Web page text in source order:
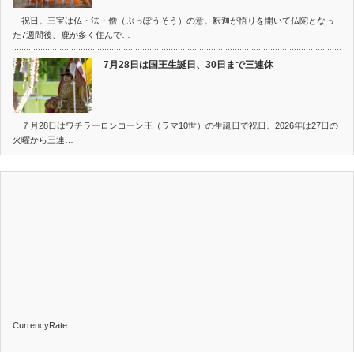
祝日。三宝は仏・法・僧（ぶっぽうそう）の意。釈迦が悟りを開いて仏陀となっ
た7週間後、鹿が多く住んで…
7月28日は国王生誕日、30日まで三連休
７月28日はワチラーロンコーン王（ラマ10世）の生誕日で祝日。2026年は27日の
火曜から三連…
CurrencyRate